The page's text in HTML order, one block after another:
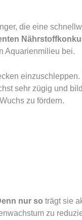
die eine
Aquarienmilieu bei.
sehr zügig und
zu fördern.
nur so trägt sie
zu